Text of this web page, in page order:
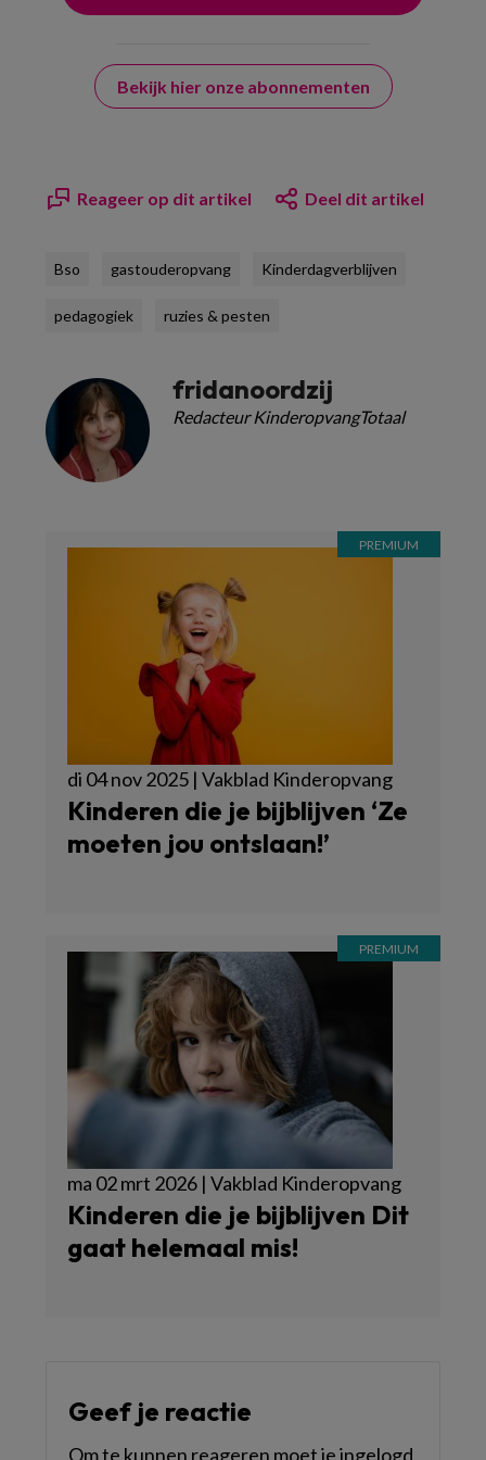
Bekijk hier onze abonnementen
Reageer op dit artikel Deel dit artikel
Bso gastouderopvang Kinderdagverblijven
pedagogiek ruzies & pesten
fridanoordzij
Redacteur KinderopvangTotaal
di 04 nov 2025 | Vakblad Kinderopvang
Kinderen die je bijblijven ‘Ze
moeten jou ontslaan!’
ma 02 mrt 2026 | Vakblad Kinderopvang
Kinderen die je bijblijven Dit
gaat helemaal mis!
Geef je reactie
Om te kunnen reageren moet je ingelogd